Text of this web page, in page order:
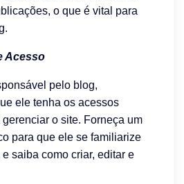
o que é vital para
Acesso
pelo blog,
ele tenha os acessos
o site. Forneça um
para que ele se familiarize
saiba como criar, editar e